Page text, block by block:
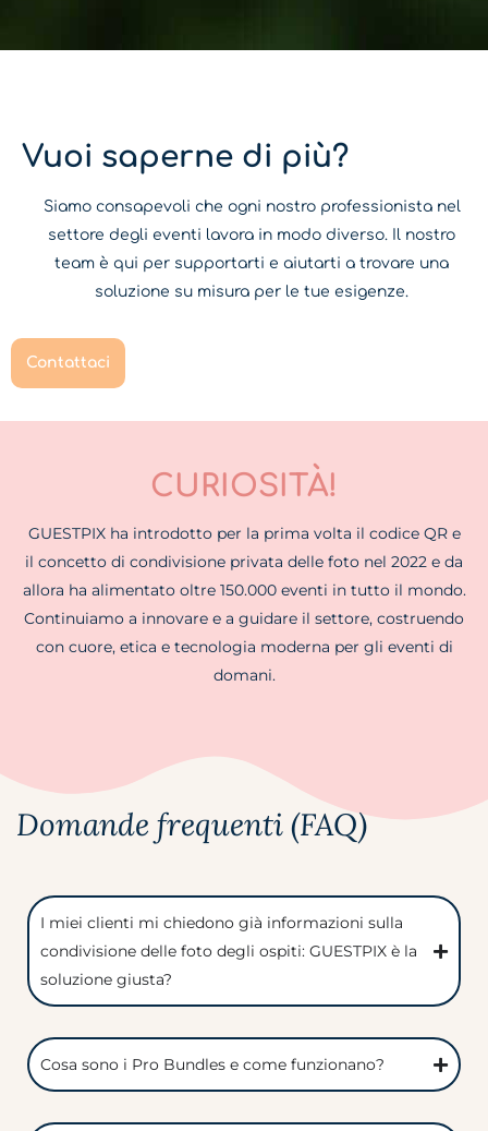
Vuoi saperne di più?
Siamo consapevoli che ogni nostro professionista nel
settore degli eventi lavora in modo diverso. Il nostro
team è qui per supportarti e aiutarti a trovare una
soluzione su misura per le tue esigenze.
Contattaci
CURIOSITÀ!
GUESTPIX ha introdotto per la prima volta il codice QR e
il concetto di condivisione privata delle foto nel 2022 e da
allora ha alimentato oltre 150.000 eventi in tutto il mondo.
Continuiamo a innovare e a guidare il settore, costruendo
con cuore, etica e tecnologia moderna per gli eventi di
domani.
Domande frequenti (FAQ)
I miei clienti mi chiedono già informazioni sulla
condivisione delle foto degli ospiti: GUESTPIX è la
soluzione giusta?
Cosa sono i Pro Bundles e come funzionano?